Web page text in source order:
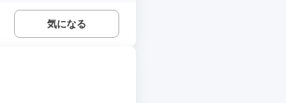
気になる